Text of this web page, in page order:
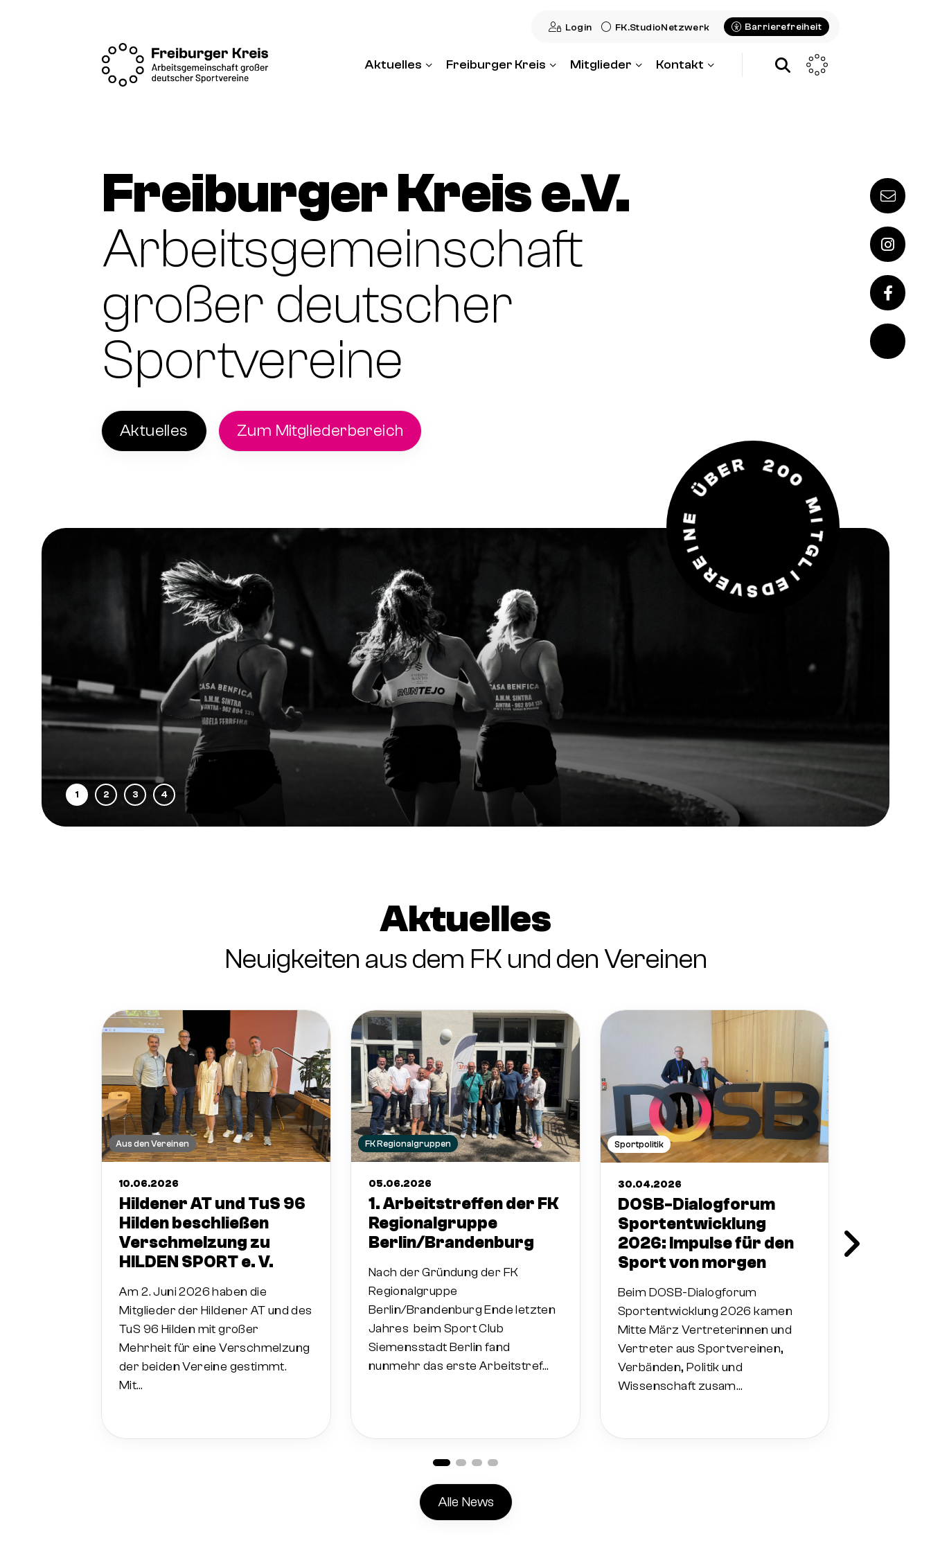
Login FK.StudioNetzwerk Barrierefreiheit
Aktuelles Freiburger Kreis Mitglieder Kontakt
Freiburger Kreis e.V.
Arbeitsgemeinschaft
großer deutscher
Sportvereine
Aktuelles Zum Mitgliederbereich
Ü
B
ER
2 00
M
I
T
G
L
I
E
D
S
V
E
R
E
I
N
E
Aktuelles
Neuigkeiten aus dem FK und den Vereinen
Aus den Vereinen
10.06.2026
Hildener AT und TuS 96
Hilden beschließen
Verschmelzung zu
HILDEN SPORT e. V.
Am 2. Juni 2026 haben die
Mitglieder der Hildener AT und des
TuS 96 Hilden mit großer
Mehrheit für eine Verschmelzung
der beiden Vereine gestimmt.
Mit…
FK Regionalgruppen
05.06.2026
1. Arbeitstreffen der FK
Regionalgruppe
Berlin/Brandenburg
Nach der Gründung der FK
Regionalgruppe
Berlin/Brandenburg Ende letzten
Jahres beim Sport Club
Siemensstadt Berlin fand
nunmehr das erste Arbeitstref…
Sportpolitik
30.04.2026
DOSB-Dialogforum
Sportentwicklung
2026: Impulse für den
Sport von morgen
Beim DOSB-Dialogforum
Sportentwicklung 2026 kamen
Mitte März Vertreterinnen und
Vertreter aus Sportvereinen,
Verbänden, Politik und
Wissenschaft zusam…
Alle News
Freiburger Kreis e.V.
Billwerder Billdeich 607
21033 Hamburg
040 401 136 595
info@freiburger-kreis.de
Mitglieder
Mitgliedsvereine
Netzwerk / Studionetzwerk
Jobs im Netzwerk
Mitglied werden